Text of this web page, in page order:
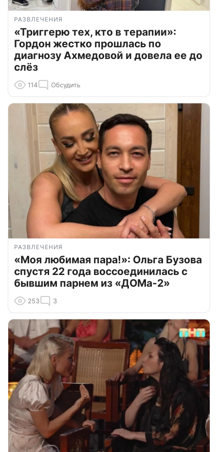
РАЗВЛЕЧЕНИЯ
«Триггерю тех, кто в терапии»:
Гордон жестко прошлась по
диагнозу Ахмедовой и довела ее до
слёз
114 Обсудить
РАЗВЛЕЧЕНИЯ
«Моя любимая пара!»: Ольга Бузова
спустя 22 года воссоединилась с
бывшим парнем из «ДОМа-2»
253 3